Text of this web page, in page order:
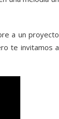
a un proyecto
te invitamos a